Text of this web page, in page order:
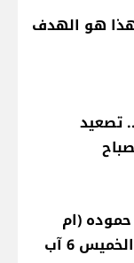
هو الهدف
تصعيد
(ام
محمد)، الدفن عصر يوم الخميس 6 آب